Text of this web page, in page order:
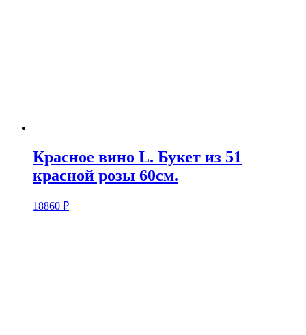
Красное вино L. Букет из 51
красной розы 60см.
18860 ₽